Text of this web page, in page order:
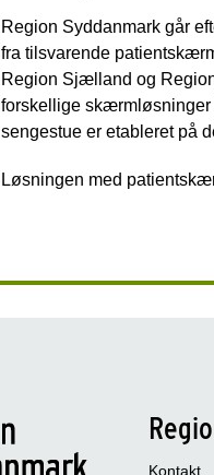
Region Syddanmark går
fra tilsvarende
Region Sjælland og
forskellige skærmløsninger
sengestue er etableret på
Løsningen med
Kontakt